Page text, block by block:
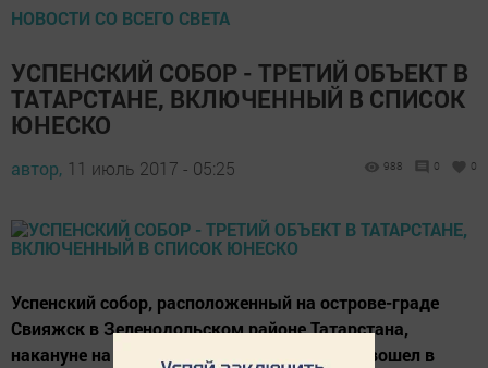
НОВОСТИ СО ВСЕГО СВЕТА
УСПЕНСКИЙ СОБОР - ТРЕТИЙ ОБЪЕКТ В
ТАТАРСТАНЕ, ВКЛЮЧЕННЫЙ В СПИСОК
ЮНЕСКО
автор, 11 июль 2017 - 05:25 988 0 0
Успенский собор, расположенный на острове-граде
Свияжск в Зеленодольском районе Татарстана,
накануне на 41 сессии комитета в Кракове вошел в